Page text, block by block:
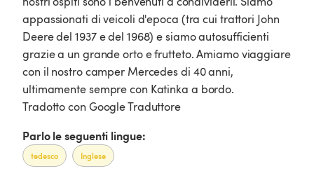
appassionati di veicoli d'epoca (tra cui trattori John
Deere del 1937 e del 1968) e siamo autosufficienti
grazie a un grande orto e frutteto. Amiamo viaggiare
con il nostro camper Mercedes di 40 anni,
ultimamente sempre con Katinka a bordo.
Tradotto con Google Traduttore
Parlo le seguenti lingue:
tedesco Inglese